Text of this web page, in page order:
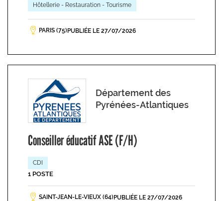
Hôtellerie - Restauration - Tourisme
PARIS (75) PUBLIÉE LE 27/07/2026
Département des
Pyrénées-Atlantiques
Conseiller éducatif ASE (F/H)
CDI
1 POSTE
SAINT-JEAN-LE-VIEUX (64) PUBLIÉE LE 27/07/2026